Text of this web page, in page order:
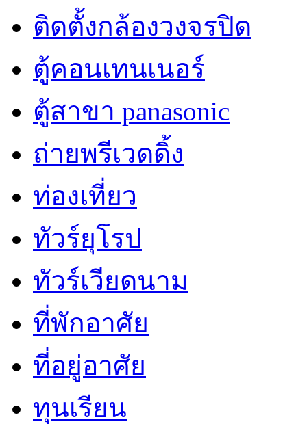
ติดตั้งกล้องวงจรปิด
ตู้คอนเทนเนอร์
ตู้สาขา panasonic
ถ่ายพรีเวดดิ้ง
ท่องเที่ยว
ทัวร์ยุโรป
ทัวร์เวียดนาม
ที่พักอาศัย
ที่อยู่อาศัย
ทุนเรียน